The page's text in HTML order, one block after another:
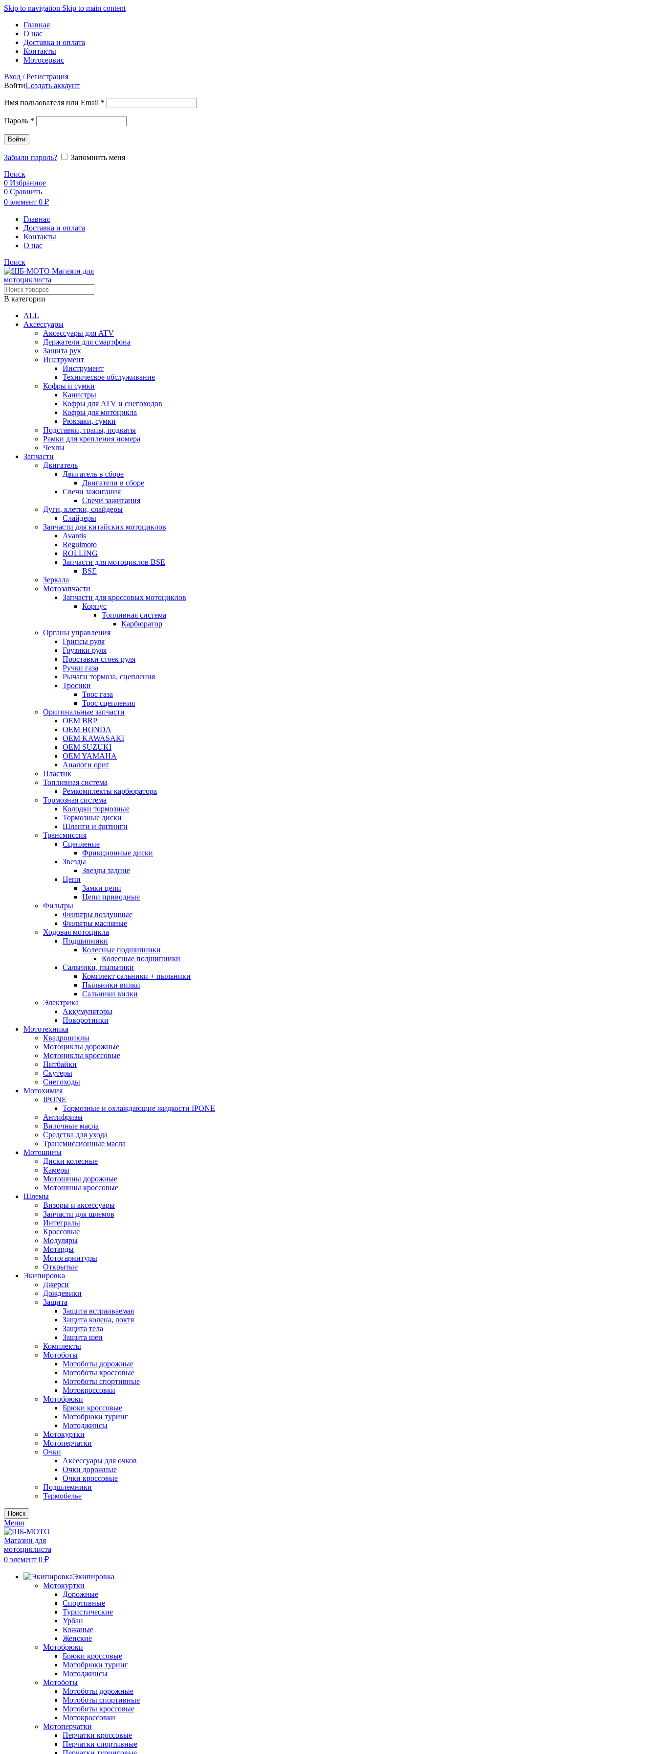
Skip to navigation Skip to main content
Главная
О нас
Доставка и оплата
Контакты
Мотосервис
Вход / Регистрация
ВойтиСоздать аккаунт
Имя пользователя или Email *
Пароль *
Войти
Забыли пароль?
Запомнить меня
Поиск
0 Избранное
0 Сравнить
0 элемент 0 ₽
Главная
Доставка и оплата
Контакты
О нас
Поиск
В категории
ALL
Аксессуары
Аксессуары для ATV
Держатели для смартфона
Защита рук
Инструмент
Инструмент
Техническое обслуживание
Кофры и сумки
Канистры
Кофры для ATV и снегоходов
Кофры для мотоцикла
Рюкзаки, сумки
Подставки, трапы, подкаты
Рамки для крепления номера
Чехлы
Запчасти
Двигатель
Двигатель в сборе
Двигатели в сборе
Свечи зажигания
Свечи зажигания
Дуги, клетки, слайдеры
Слайдеры
Запчасти для китайских мотоциклов
Avantis
Regulmoto
ROLLING
Запчасти для мотоциклов BSE
BSE
Зеркала
Мотозапчасти
Запчасти для кроссовых мотоциклов
Корпус
Топливная система
Карбюратор
Органы управления
Грипсы руля
Грузики руля
Проставки стоек руля
Ручки газа
Рычаги тормоза, сцепления
Тросики
Трос газа
Трос сцепления
Оригинальные запчасти
OEM BRP
OEM HONDA
OEM KAWASAKI
OEM SUZUKI
OEM YAMAHA
Аналоги ориг
Пластик
Топливная система
Ремкомплекты карбюратора
Тормозная система
Колодки тормозные
Тормозные диски
Шланги и фитинги
Трансмиссия
Cцепление
Фрикционные диски
Звезды
Звезды задние
Цепи
Замки цепи
Цепи приводные
Фильтры
Фильтры воздушные
Фильтры масляные
Ходовая мотоцикла
Подшипники
Колесные подшипники
Колесные подшипники
Сальники, пыльники
Комплект сальники + пыльники
Пыльники вилки
Сальники вилки
Электрика
Аккумуляторы
Поворотники
Мототехника
Квадроциклы
Мотоциклы дорожные
Мотоциклы кроссовые
Питбайки
Скутеры
Снегоходы
Мотохимия
IPONE
Тормозные и охлаждающие жидкости IPONE
Антифризы
Вилочные масла
Средства для ухода
Трансмиссионные масла
Мотошины
Диски колесные
Камеры
Мотошины дорожные
Мотошины кроссовые
Шлемы
Визоры и аксессуары
Запчасти для шлемов
Интегралы
Кроссовые
Модуляры
Мотарды
Мотогарнитуры
Открытые
Экипировка
Джерси
Дождевики
Защита
Защита встраиваемая
Защита колена, локтя
Защита тела
Защита шеи
Комплекты
Мотоботы
Мотоботы дорожные
Мотоботы кроссовые
Мотоботы спортивные
Мотокроссовки
Мотобрюки
Брюки кроссовые
Мотобрюки туринг
Мотоджинсы
Мотокуртки
Мотоперчатки
Очки
Аксессуары для очков
Очки дорожные
Очки кроссовые
Подшлемники
Термобелье
Поиск
Меню
0 элемент 0 ₽
Экипировка
Мотокуртки
Дорожные
Спортивные
Туристические
Урбан
Кожаные
Женские
Мотобрюки
Брюки кроссовые
Мотобрюки туринг
Мотоджинсы
Мотоботы
Мотоботы дорожные
Мотоботы спортивные
Мотоботы кроссовые
Мотокроссовки
Мотоперчатки
Перчатки кроссовые
Перчатки спортивные